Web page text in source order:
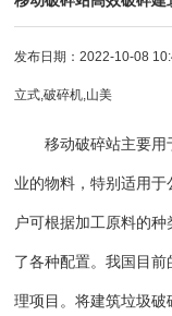
发布日期：2022-10-08
立式,破碎机 ,山美
移动破碎站主要用
业的物料，特别适用
户可根据加工原料的
了各种配置。我国目前
理项目。将建筑垃圾破